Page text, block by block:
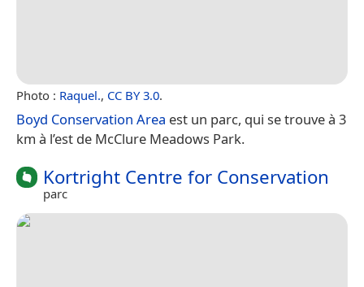
Photo : Raquel., CC BY 3.0.
Boyd Conservation Area est un parc, qui se trouve à 3
km à l’est de McClure Meadows Park.
Kortright Centre for Conservation
parc